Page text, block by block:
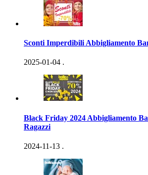
Sconti Imperdibili Abbigliamento
2025-01-04 .
Black Friday 2024 Abbigliamento
Ragazzi
2024-11-13 .